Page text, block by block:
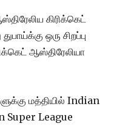
கிரிக்கெட்
ஒரு சிறப்பு
ஆஸ்திரேலியா
மத்தியில் Indian
Super League